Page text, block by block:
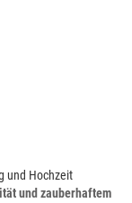
und Hochzeit
und zauberhaftem